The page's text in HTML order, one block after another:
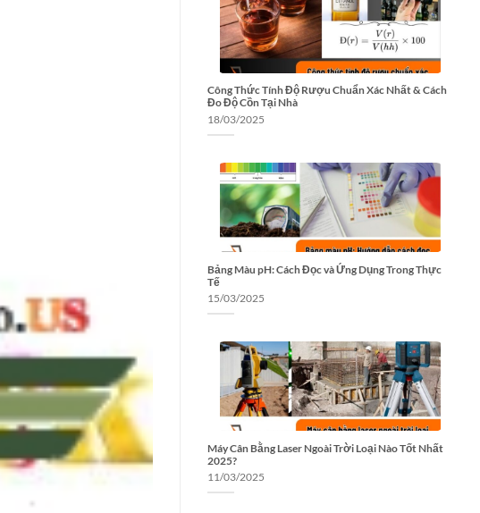
Công Thức Tính Độ Rượu Chuẩn Xác Nhất & Cách
Đo Độ Cồn Tại Nhà
18/03/2025
Bảng Màu pH: Cách Đọc và Ứng Dụng Trong Thực
Tế
15/03/2025
Máy Cân Bằng Laser Ngoài Trời Loại Nào Tốt Nhất
2025?
11/03/2025